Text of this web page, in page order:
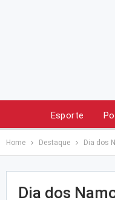
Esporte
Home Destaque Dia dos
Dia dos